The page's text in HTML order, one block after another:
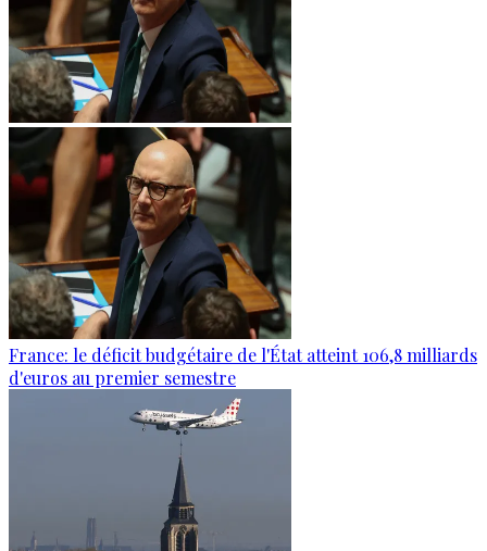
France: le déficit budgétaire de l'État atteint 106,8 milliards
d'euros au premier semestre